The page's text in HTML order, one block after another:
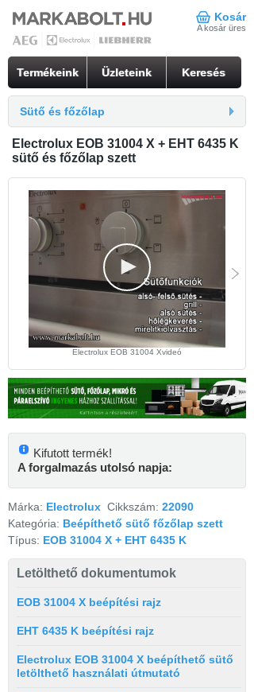
Kosár
A kosár üres
Termékeink Üzleteink Keresés
Sütő és főzőlap
Electrolux EOB 31004 X + EHT 6435 K
sütő és főzőlap szett
Electrolux EOB 31004 Xvideó
Kifutott termék!
A forgalmazás utolsó napja:
Márka: Electrolux Cikkszám: 22090
Kategória: Beépíthető sütő főzőlap szett
Típus: EOB 31004 X + EHT 6435 K
Letölthető dokumentumok
EOB 31004 X beépítési rajz
EHT 6435 K beépítési rajz
Electrolux EOB 31004 X beépíthető sütő
letölthető használati útmutató